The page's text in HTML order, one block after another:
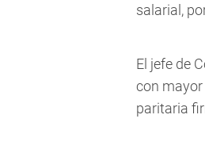
salarial,
El jefe de
con mayor
paritaria